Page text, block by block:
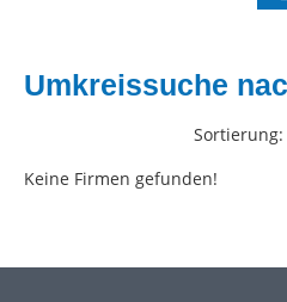
Umkreissuche
Sortierung:
Keine Firmen gefunden!